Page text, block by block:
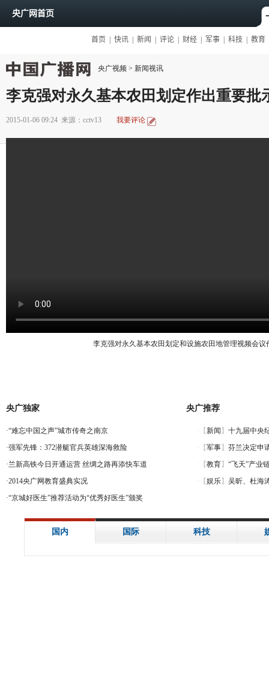
央广视频 > 新闻视讯
李克强对永久基本农田划定作出重要批
2015-01-06 09:24 来源：cctv13 我要评论
李克强对永久基本农田划定和设施农田地管理视频会议
央广独家
·“难忘中国之声”城市传奇之南京
·强军先锋：372潜艇官兵英雄深海救险
·兰新高铁今日开通运营 丝绸之路再添快车道
·2014央广网教育盛典实况
·“京城好医生”推荐活动为“优秀好医生”颁奖
央广推荐